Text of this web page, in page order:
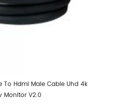
To Hdmi Male Cable Uhd 4k
Monitor V2.0